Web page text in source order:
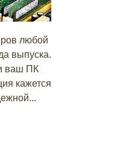
любой
выпуска.
ваш ПК
кажется